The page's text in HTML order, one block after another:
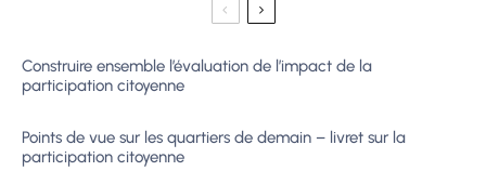
Construire ensemble l’évaluation de l’impact de la
participation citoyenne
Points de vue sur les quartiers de demain – livret sur la
participation citoyenne